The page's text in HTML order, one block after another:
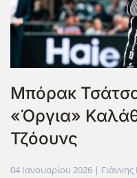
Μπόρακ
«Όργια»
Τζόουνς
04 Ιανουαρίου 2026 |